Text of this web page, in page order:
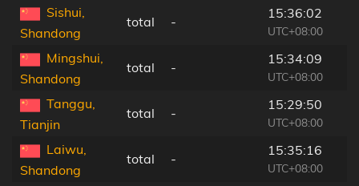
Sishui,
Shandong
total -
15:36:02
UTC+08:00
Mingshui,
Shandong
total -
15:34:09
UTC+08:00
Tanggu,
Tianjin
total -
15:29:50
UTC+08:00
Laiwu,
Shandong
total -
15:35:16
UTC+08:00